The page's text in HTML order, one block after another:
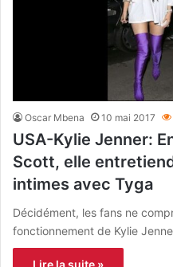
Oscar Mbena 10 mai 2017
USA-Kylie Jenner:
Scott, elle
intimes avec Tyga
Décidément, les fans ne
fonctionnement de Kylie
Lire la suite »